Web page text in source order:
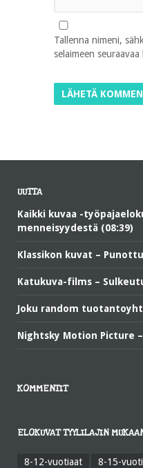
Tallenna nimeni,
selaimeen
UUTTA
Kaikki kuvaa -
menneisyydestä (08:39)
Klassikon kuvat –
Katukuva-films –
Joku random
Nightsky Motion Picture –
KOMMENTIT
ELOKUVAT TYYLILAJIN
8-12-vuotiaat 8-15-